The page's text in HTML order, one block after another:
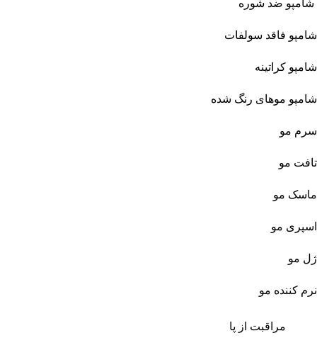
شامپو ضد شوره
شامپو فاقد سولفات
شامپو کراتینه
شامپو موهای رنگ شده
سرم مو
تافت مو
ماسک مو
اسپری مو
ژل مو
نرم کننده مو
مراقبت از پا